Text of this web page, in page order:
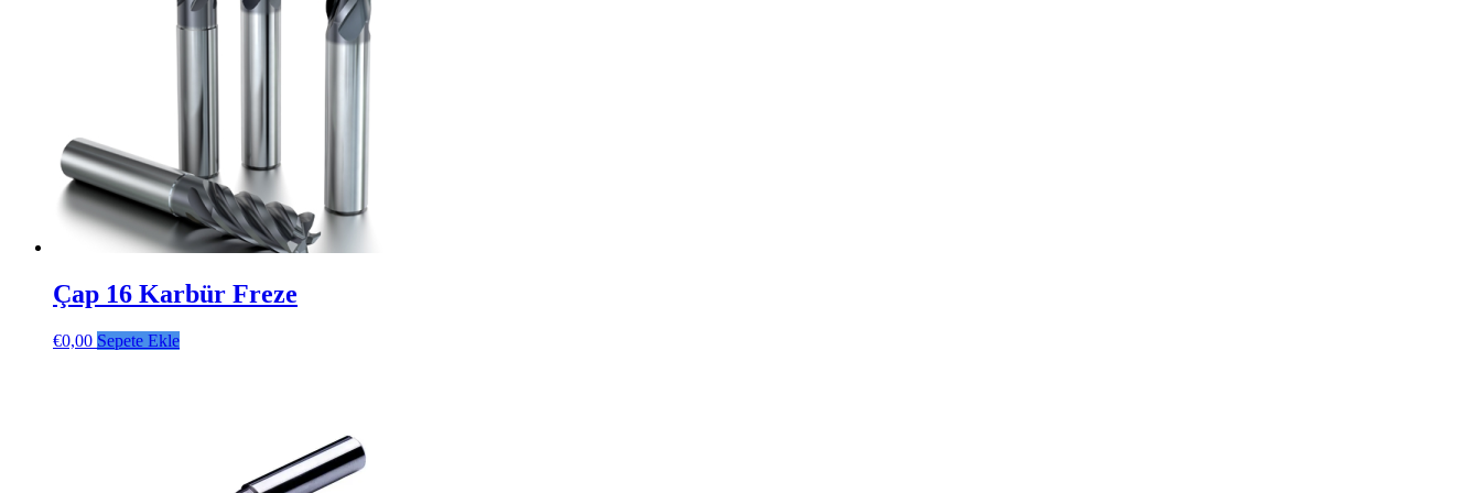
Çap 16 Karbür Freze
€0,00 Sepete Ekle